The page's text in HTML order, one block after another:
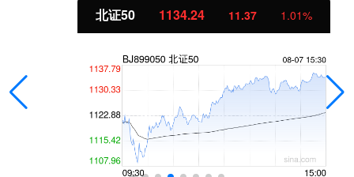
北证50 1134.24 11.37 1.01%